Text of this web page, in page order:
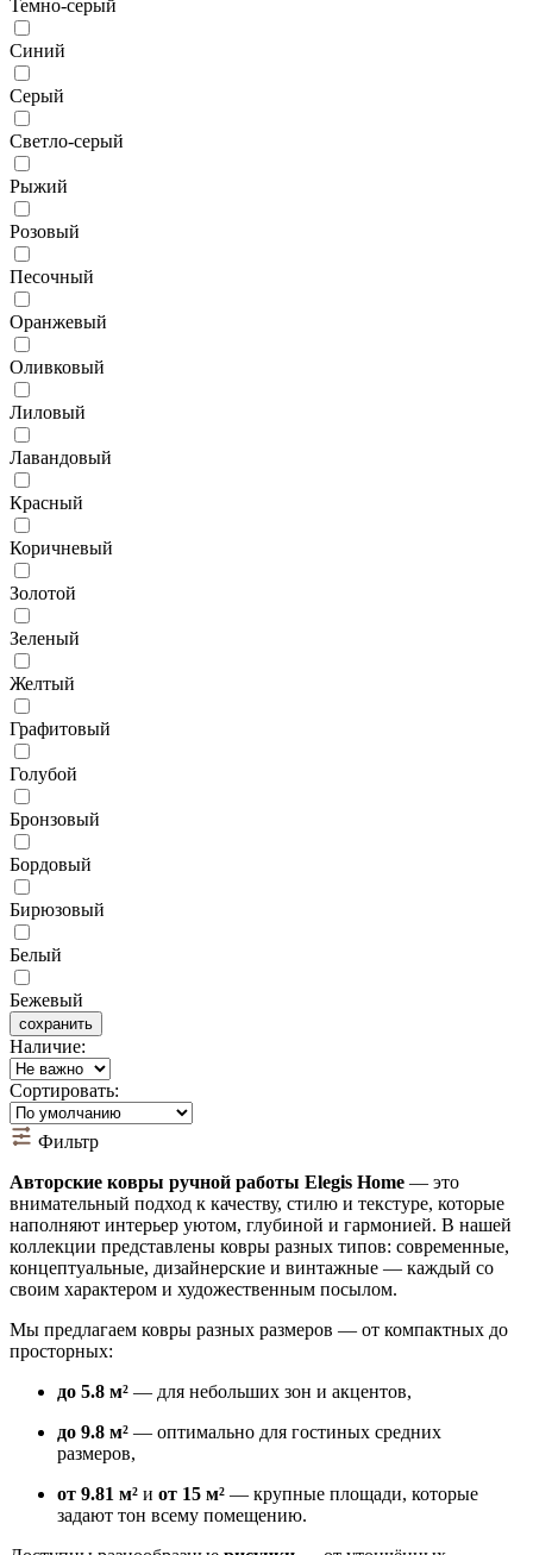
Темно-серый
Синий
Серый
Светло-серый
Рыжий
Розовый
Песочный
Оранжевый
Оливковый
Лиловый
Лавандовый
Красный
Коричневый
Золотой
Зеленый
Желтый
Графитовый
Голубой
Бронзовый
Бордовый
Бирюзовый
Белый
Бежевый
сохранить
Наличие:
Сортировать:
Фильтр
Авторские ковры ручной работы Elegis Home — это
внимательный подход к качеству, стилю и текстуре, которые
наполняют интерьер уютом, глубиной и гармонией. В нашей
коллекции представлены ковры разных типов: современные,
концептуальные, дизайнерские и винтажные — каждый со
своим характером и художественным посылом.
Мы предлагаем ковры разных размеров — от компактных до
просторных:
до 5.8 м² — для небольших зон и акцентов,
до 9.8 м² — оптимально для гостиных средних
размеров,
от 9.81 м² и от 15 м² — крупные площади, которые
задают тон всему помещению.